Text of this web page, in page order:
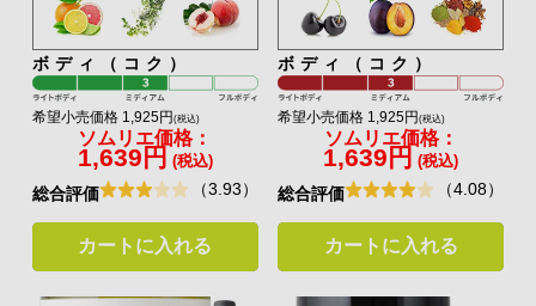
ボディ（コク）
希望小売価格 1,925円(税込)
ソムリエ価格：
1,639円 (税込)
総合評価 （3.93）
カートに入れる
ボディ（コク）
希望小売価格 1,925円(税込)
ソムリエ価格：
1,639円 (税込)
総合評価 （4.08）
カートに入れる